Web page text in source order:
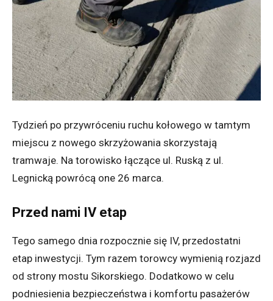
Tydzień po przywróceniu ruchu kołowego w tamtym
miejscu z nowego skrzyżowania skorzystają
tramwaje. Na torowisko łączące ul. Ruską z ul.
Legnicką powrócą one 26 marca.
Przed nami IV etap
Tego samego dnia rozpocznie się IV, przedostatni
etap inwestycji. Tym razem torowcy wymienią rozjazd
od strony mostu Sikorskiego. Dodatkowo w celu
podniesienia bezpieczeństwa i komfortu pasażerów